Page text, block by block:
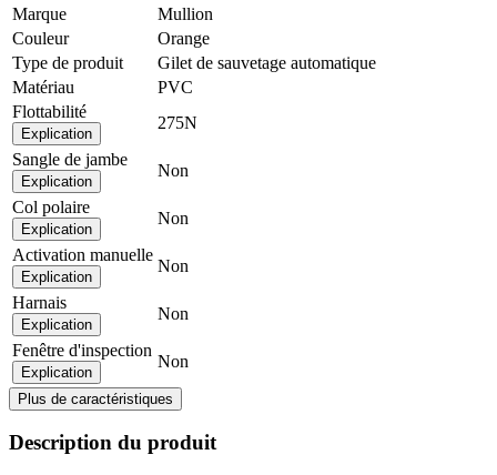
Marque
Mullion
Couleur
Orange
Type de produit
Gilet de sauvetage automatique
Matériau
PVC
Flottabilité
Explication
275N
Sangle de jambe
Explication
Non
Col polaire
Explication
Non
Activation manuelle
Explication
Non
Harnais
Explication
Non
Fenêtre d'inspection
Explication
Non
Plus de caractéristiques
Description du produit